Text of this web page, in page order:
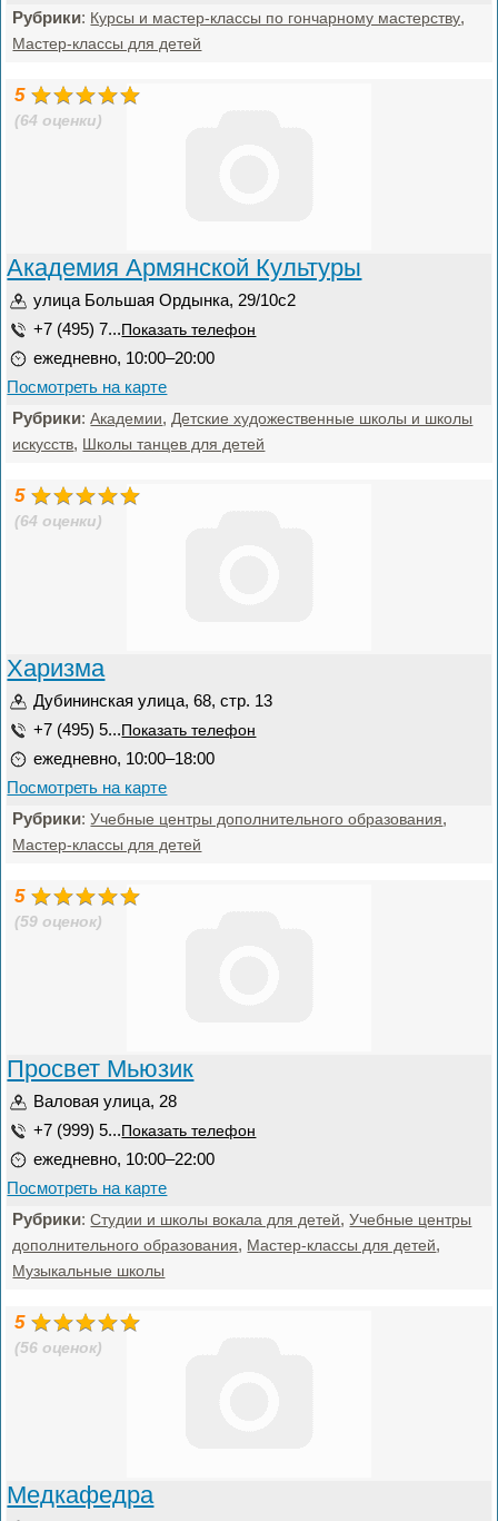
Рубрики: Курсы и мастер-классы по гончарному мастерству,
Мастер-классы для детей
5
(64 оценки)
Академия Армянской Культуры
улица Большая Ордынка, 29/10с2
+7 (495) 7... Показать телефон
ежедневно, 10:00–20:00
Посмотреть на карте
Рубрики:Академии, Детские художественные школы и школы
искусств, Школы танцев для детей
5
(64 оценки)
Харизма
Дубининская улица, 68, стр. 13
+7 (495) 5... Показать телефон
ежедневно, 10:00–18:00
Посмотреть на карте
Рубрики:Учебные центры дополнительного образования,
Мастер-классы для детей
5
(59 оценок)
Просвет Мьюзик
Валовая улица, 28
+7 (999) 5... Показать телефон
ежедневно, 10:00–22:00
Посмотреть на карте
Рубрики:Студии и школы вокала для детей,Учебные центры
дополнительного образования, Мастер-классы для детей,
Музыкальные школы
5
(56 оценок)
Медкафедра